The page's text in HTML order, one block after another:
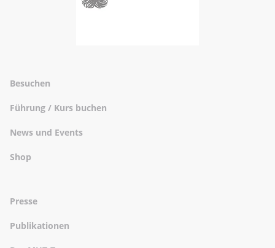
Besuchen
Führung / Kurs buchen
News und Events
Shop
Presse
Publikationen